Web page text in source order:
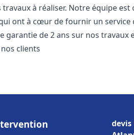
à réaliser. Notre équipe
ont à cœur de fournir un service
garantie de 2 ans sur nos travaux
clients
devis